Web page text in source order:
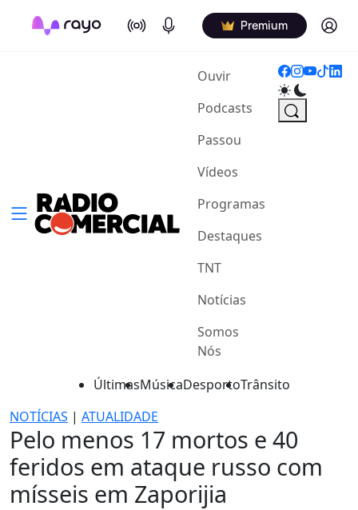
On Air Podcasts Premium Log in
Ouvir(current)
Podcasts
Passou
Vídeos
Programas
Destaques
TNT
Notícias
Somos
Nós
ÚltimasMúsicaDesportoTrânsito
NOTÍCIAS | ATUALIDADE
Pelo menos 17 mortos e 40
feridos em ataque russo com
mísseis em Zaporijia